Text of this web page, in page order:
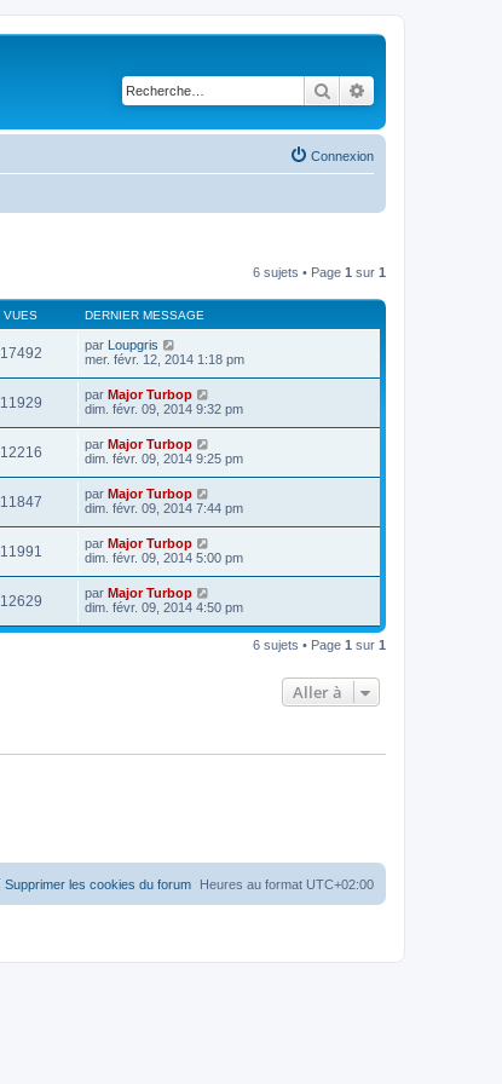
Rechercher
Connexion
6 sujets • Page 1 sur 1
VUES DERNIER MESSAGE
17492 par Loupgris
mer. févr. 12, 2014 1:18 pm
11929 par Major Turbop
dim. févr. 09, 2014 9:32 pm
12216 par Major Turbop
dim. févr. 09, 2014 9:25 pm
11847 par Major Turbop
dim. févr. 09, 2014 7:44 pm
11991 par Major Turbop
dim. févr. 09, 2014 5:00 pm
12629 par Major Turbop
dim. févr. 09, 2014 4:50 pm
6 sujets • Page 1 sur 1
Aller à
Heures au format UTC+02:00
Supprimer les cookies du forum